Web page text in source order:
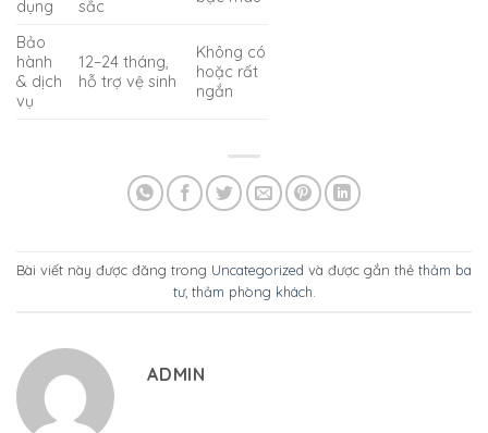
dụng sắc
Bảo
hành
& dịch
vụ
12–24 tháng,
hỗ trợ vệ sinh
Không có
hoặc rất
ngắn
Bài viết này được đăng trong Uncategorized và được gắn thẻ thảm ba
tư, thảm phòng khách.
ADMIN